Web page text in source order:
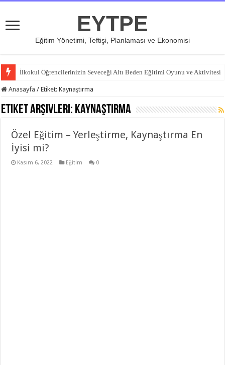
EYTPE
Eğitim Yönetimi, Teftişi, Planlaması ve Ekonomisi
İlkokul Öğrencilerinizin Seveceği Altı Beden Eğitimi Oyunu ve Aktivitesi
Anasayfa / Etiket:Kaynaştırma
Etiket Arşivleri: Kaynaştırma
Özel Eğitim – Yerleştirme, Kaynaştırma En
İyisi mi?
Kasım 6, 2022 Eğitim 0